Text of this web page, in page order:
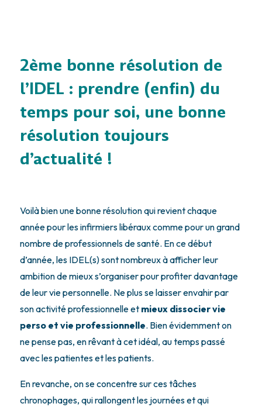
2ème bonne résolution de
l’IDEL : prendre (enfin) du
temps pour soi, une bonne
résolution toujours
d’actualité !
Voilà bien une bonne résolution qui revient chaque
année pour les infirmiers libéraux comme pour un grand
nombre de professionnels de santé. En ce début
d’année, les IDEL(s) sont nombreux à afficher leur
ambition de mieux s’organiser pour profiter davantage
de leur vie personnelle. Ne plus se laisser envahir par
son activité professionnelle et mieux dissocier vie
perso et vie professionnelle. Bien évidemment on
ne pense pas, en rêvant à cet idéal, au temps passé
avec les patientes et les patients.
En revanche, on se concentre sur ces tâches
chronophages, qui rallongent les journées et qui